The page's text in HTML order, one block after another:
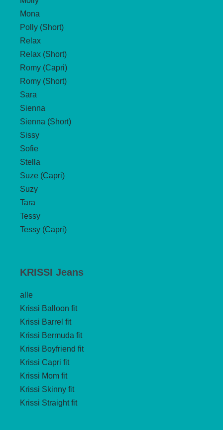
Mona
Polly (Short)
Relax
Relax (Short)
Romy (Capri)
Romy (Short)
Sara
Sienna
Sienna (Short)
Sissy
Sofie
Stella
Suze (Capri)
Suzy
Tara
Tessy
Tessy (Capri)
KRISSI Jeans
alle
Krissi Balloon fit
Krissi Barrel fit
Krissi Bermuda fit
Krissi Boyfriend fit
Krissi Capri fit
Krissi Mom fit
Krissi Skinny fit
Krissi Straight fit